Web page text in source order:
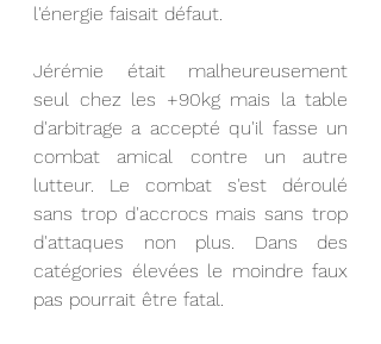
l'énergie faisait défaut.
Jérémie était malheureusement
seul chez les +90kg mais la table
d'arbitrage a accepté qu'il fasse un
combat amical contre un autre
lutteur. Le combat s'est déroulé
sans trop d'accrocs mais sans trop
d'attaques non plus. Dans des
catégories élevées le moindre faux
pas pourrait être fatal.